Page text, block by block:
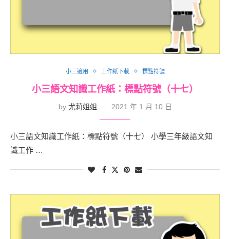
小三適用 工作紙下載 標點符號
小三語文知識工作紙：標點符號（十七）
by 尤莉姐姐 2021 年 1 月 10 日
小三語文知識工作紙：標點符號（十七） 小學三年級語文知
識工作 …